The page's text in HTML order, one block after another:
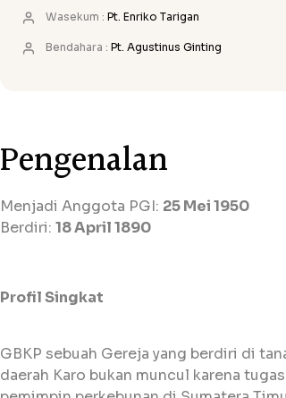
Wasekum : Pt. Enriko Tarigan
Bendahara : Pt. Agustinus Ginting
Pengenalan
Menjadi Anggota PGI: 25 Mei 1950
Berdiri: 18 April 1890
Profil Singkat
GBKP sebuah Gereja yang berdiri di
daerah Karo bukan muncul karena